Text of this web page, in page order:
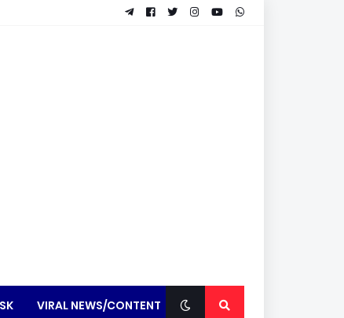
VIRAL NEWS/CONTENT